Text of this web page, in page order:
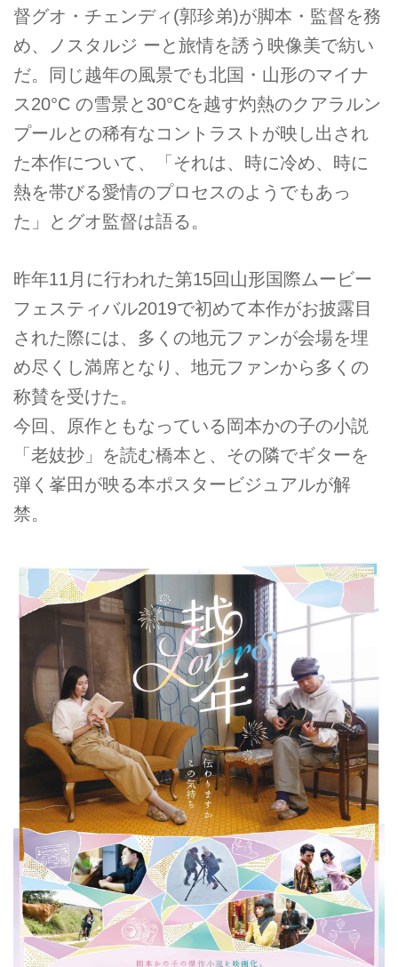
督グオ・チェンディ(郭珍弟)が脚本・監督を務
め、ノスタルジ ーと旅情を誘う映像美で紡い
だ。同じ越年の風景でも北国・山形のマイナ
ス20°C の雪景と30°Cを越す灼熱のクアラルン
プールとの稀有なコントラストが映し出され
た本作について、「それは、時に冷め、時に
熱を帯びる愛情のプロセスのようでもあっ
た」とグオ監督は語る。
昨年11月に行われた第15回山形国際ムービー
フェスティバル2019で初めて本作がお披露目
された際には、多くの地元ファンが会場を埋
め尽くし満席となり、地元ファンから多くの
称賛を受けた。
今回、原作ともなっている岡本かの子の小説
「老妓抄」を読む橋本と、その隣でギターを
弾く峯田が映る本ポスタービジュアルが解
禁。